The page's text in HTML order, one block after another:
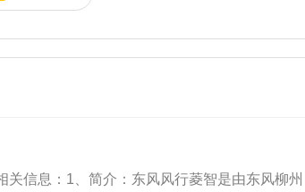
关信息：1、简介：东风风行菱智是由东风柳州